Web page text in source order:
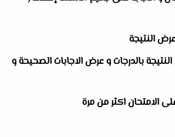
النتيجة
بالدرجات و عرض الاجابات الصحيحة و
الامتحان اكثر من مرة